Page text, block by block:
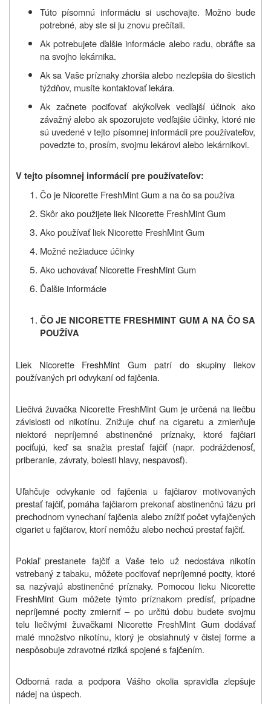
Túto písomnú informáciu si uschovajte. Možno bude
potrebné, aby ste si ju znovu prečítali.
Ak potrebujete ďalšie informácie alebo radu, obráťte sa
na svojho lekárnika.
Ak sa Vaše príznaky zhoršia alebo nezlepšia do šiestich
týždňov, musíte kontaktovať lekára.
Ak začnete pociťovať akýkoľvek vedľajší účinok ako
závažný alebo ak spozorujete vedľajšie účinky, ktoré nie
sú uvedené v tejto písomnej informácii pre používateľov,
povedzte to, prosím, svojmu lekárovi alebo lekárnikovi.
V tejto písomnej informácií pre používateľov:
Čo je Nicorette FreshMint Gum a na čo sa používa
Skôr ako použijete liek Nicorette FreshMint Gum
Ako používať liek Nicorette FreshMint Gum
Možné nežiaduce účinky
Ako uchovávať Nicorette FreshMint Gum
Ďalšie informácie
ČO JE NICORETTE FRESHMINT GUM A NA ČO SA
POUŽÍVA
Liek Nicorette FreshMint Gum patrí do skupiny liekov
používaných pri odvykaní od fajčenia.
Liečivá žuvačka Nicorette FreshMint Gum je určená na liečbu
závislosti od nikotínu. Znižuje chuť na cigaretu a zmierňuje
niektoré nepríjemné abstinenčné príznaky, ktoré fajčiari
pociťujú, keď sa snažia prestať fajčiť (napr. podráždenosť,
priberanie, závraty, bolesti hlavy, nespavosť).
Uľahčuje odvykanie od fajčenia u fajčiarov motivovaných
prestať fajčiť, pomáha fajčiarom prekonať abstinenčnú fázu pri
prechodnom vynechaní fajčenia alebo znížiť počet vyfajčených
cigariet u fajčiarov, ktorí nemôžu alebo nechcú prestať fajčiť.
Pokiaľ prestanete fajčiť a Vaše telo už nedostáva nikotín
vstrebaný z tabaku, môžete pociťovať nepríjemné pocity, ktoré
sa nazývajú abstinenčné príznaky. Pomocou lieku Nicorette
FreshMint Gum môžete týmto príznakom predísť, prípadne
nepríjemné pocity zmierniť – po určitú dobu budete svojmu
telu liečivými žuvačkami Nicorette FreshMint Gum dodávať
malé množstvo nikotínu, ktorý je obsiahnutý v čistej forme a
nespôsobuje zdravotné riziká spojené s fajčením.
Odborná rada a podpora Vášho okolia spravidla zlepšuje
nádej na úspech.